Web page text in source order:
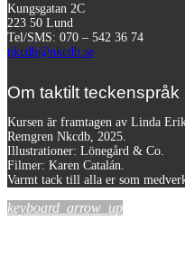
Kungsgatan 2C
223 50 Lund
Tel/SMS: 070 – 542 36 74
nkcdb@nkcdb.se
Om taktilt teckenspråk
Kursen är framtagen av Linda
Remgren Nkcdb, 2025.
Illustrationer: Lönegård & Co.
Filmer: Karen Catalán.
Varmt tack till alla er som
keyboard_arrow_up